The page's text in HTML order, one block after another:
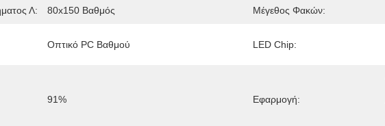
Λ: 80x150 Βαθμός Μέγεθος Φακών:
Οπτικό PC Βαθμού LED Chip:
91% Εφαρμογή: